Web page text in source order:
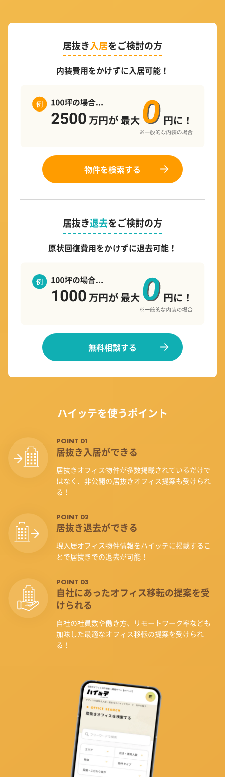
居抜き入居をご検討の方
内装費用をかけずに入居可能！
物件を検索する
居抜き退去をご検討の方
原状回復費用をかけずに退去可能！
無料相談する
ハイッテを使うポイント
POINT 01
居抜き入居ができる
居抜きオフィス物件が多数掲載されているだけで
はなく、非公開の居抜きオフィス提案も受けられ
る！
POINT 02
居抜き退去ができる
現入居オフィス物件情報をハイッテに掲載するこ
とで居抜きでの退去が可能！
POINT 03
自社にあったオフィス移転の提案を受
けられる
自社の社員数や働き方、リモートワーク率なども
加味した最適なオフィス移転の提案を受けられ
る！